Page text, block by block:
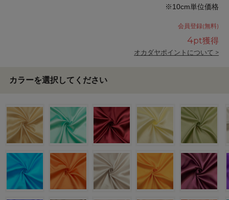
※10cm単位価格
会員登録(無料)
4pt獲得
オカダヤポイントについて >
カラーを選択してください